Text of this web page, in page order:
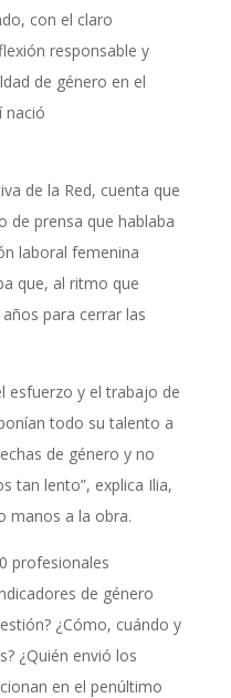
con el claro
responsable y
de género en el
nació
de la Red, cuenta que
de prensa que hablaba
laboral femenina
que, al ritmo que
para cerrar las
esfuerzo y el trabajo de
todo su talento a
de género y no
tan lento”, explica Ilia,
manos a la obra.
profesionales
de género
¿Cómo, cuándo y
¿Quién envió los
en el penúltimo